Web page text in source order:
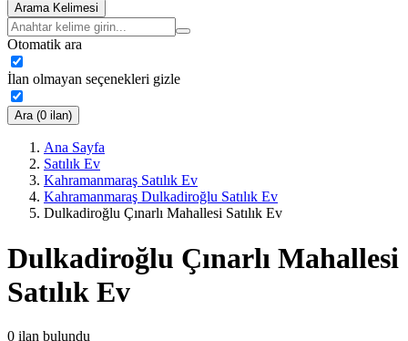
Arama Kelimesi
Otomatik ara
İlan olmayan seçenekleri gizle
Ara (0 ilan)
Ana Sayfa
Satılık Ev
Kahramanmaraş Satılık Ev
Kahramanmaraş Dulkadiroğlu Satılık Ev
Dulkadiroğlu Çınarlı Mahallesi Satılık Ev
Dulkadiroğlu Çınarlı Mahallesi
Satılık Ev
0 ilan bulundu